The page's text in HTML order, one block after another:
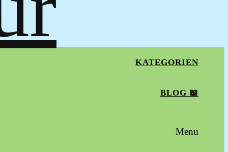
KATEGORIEN
BLOG 📖
Menu